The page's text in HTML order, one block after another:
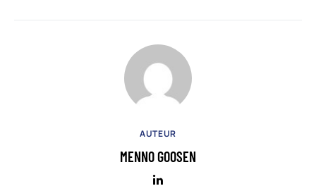
AUTEUR
MENNO GOOSEN